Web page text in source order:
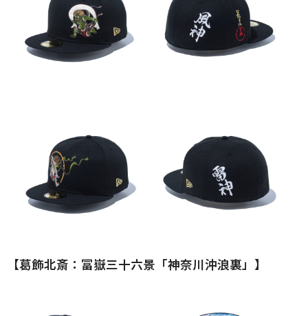
【葛飾北斎：冨嶽三十六景「神奈川沖浪裏」】